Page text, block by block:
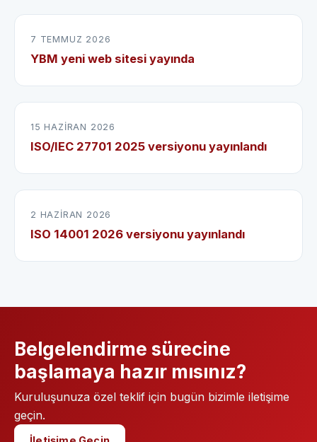
7 TEMMUZ 2026
15 HAZIRAN 2026
2 HAZIRAN 2026
Belgelendirme sürecine
başlamaya hazır mısınız?
Kuruluşunuza özel teklif için bugün bizimle iletişime
geçin.